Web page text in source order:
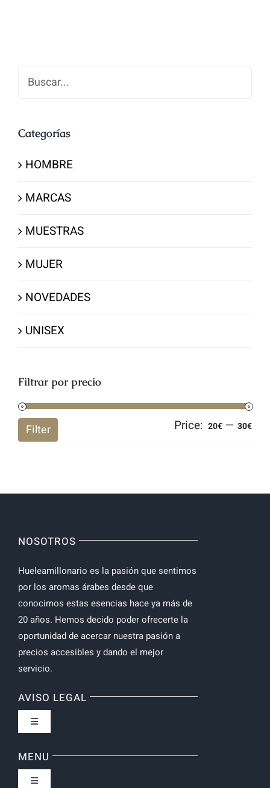
Buscar
Categorías
HOMBRE
MARCAS
MUESTRAS
MUJER
NOVEDADES
UNISEX
Filtrar por precio
Filter Price: 20€ — 30€
NOSOTROS
Hueleamillonario es la pasión que sentimos
por los aromas árabes desde que
conocimos estas esencias hace ya más de
20 años. Hemos decido poder ofrecerte la
oportunidad de acercar nuestra pasión a
precios accesibles y dando el mejor
servicio.
AVISO LEGAL
Toggle
Política de privacidad
MENU